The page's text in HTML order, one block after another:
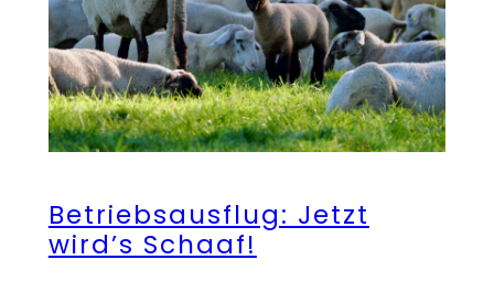
Betriebsausflug: Jetzt
wird’s Schaaf!